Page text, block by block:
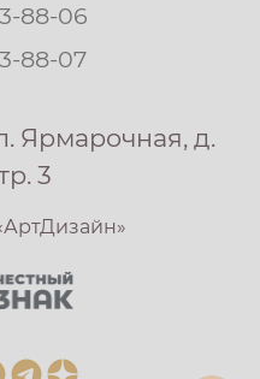
88-06
88-07
Ярмарочная, д.
3